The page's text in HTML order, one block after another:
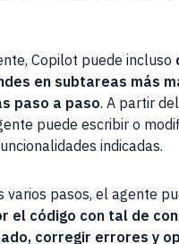
Copilot puede incluso
en subtareas más
paso a paso. A partir
puede escribir o
indicadas.
varios pasos, el agente
el código con tal de
corregir errores y